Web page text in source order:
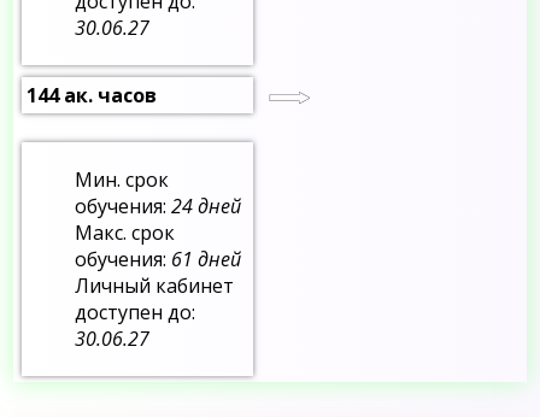
30.06.27
144 ак. часов
Мин. срок
обучения:24 дней
Макс. срок
обучения: 61 дней
Личный кабинет
доступен до:
30.06.27